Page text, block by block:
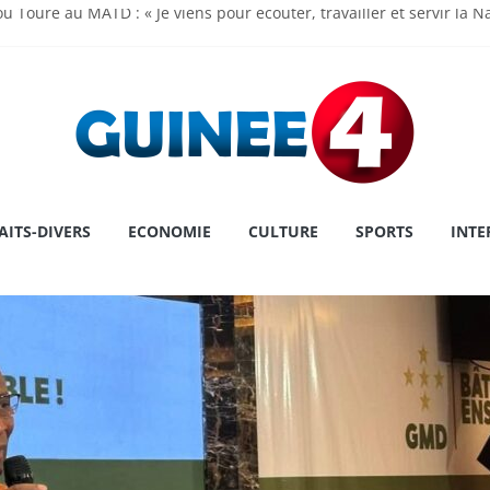
Touré au MATD : « Je viens pour écouter, travailler et servir la
: une première historique, l’institution décroche la
le cap sur la Grèce pour un congé
DIVERS ECONOMIE CULTURE SPORTS